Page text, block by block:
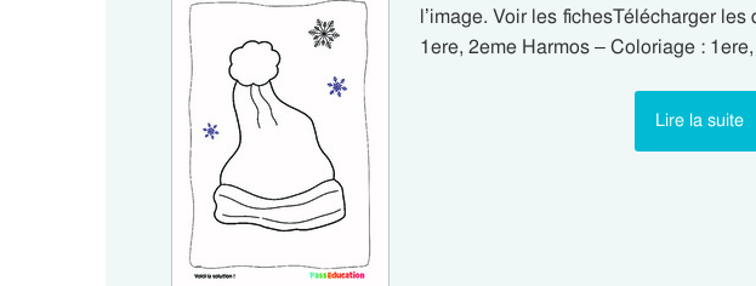
l’image. Voir les fichesTélécharger
1ere, 2eme Harmos – Coloriage :
Lire la suite